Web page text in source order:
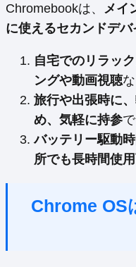
Chromebookは、
メイ
に使えるセカンドデバ
自宅でのリラッ
ングや動画視聴
旅行や出張時に
め、気軽に持参
バッテリー駆動
所でも長時間使
Chrome OS